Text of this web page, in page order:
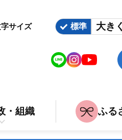
サイズ 標準 大きく
家族
・組織 ふる